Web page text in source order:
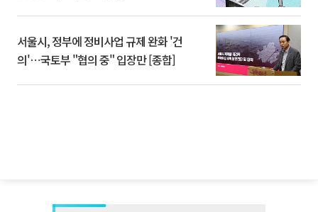
서울시, 정부에 정비사업 규제 완화 '건
의'⋯국토부 "협의 중" 입장만 [종합]